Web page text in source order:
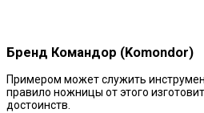
Бренд Командор (Komondor)
Примером может служить
правило ножницы от этого
достоинств.